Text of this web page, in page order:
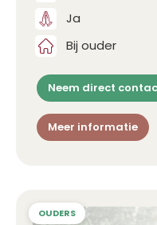
Ja
Bij ouder
Neem direct
Meer informatie